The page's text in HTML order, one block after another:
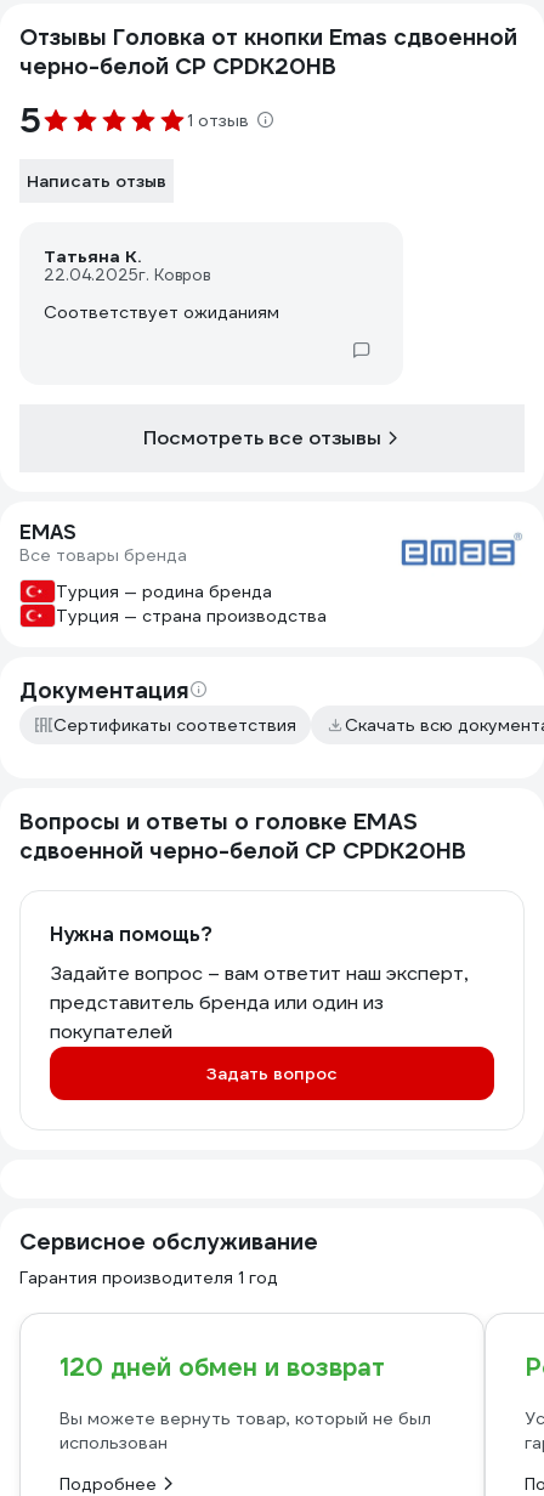
Отзывы Головка от кнопки Emas сдвоенной
черно-белой CP CPDK20HB
5 1 отзыв
Написать отзыв
Татьяна К.
22.04.2025г. Ковров
Соответствует ожиданиям
Посмотреть все отзывы
EMAS
Все товары бренда
Турция — родина бренда
Турция — страна производства
Документация
Сертификаты соответствия Скачать всю
Вопросы и ответы о головке EMAS
сдвоенной черно-белой CP CPDK20HB
Нужна помощь?
Задайте вопрос – вам ответит наш эксперт,
представитель бренда или один из
покупателей
Задать вопрос
Сервисное обслуживание
Гарантия производителя 1 год
120 дней обмен и возврат
Вы можете вернуть товар, который не был
использован
Подробнее